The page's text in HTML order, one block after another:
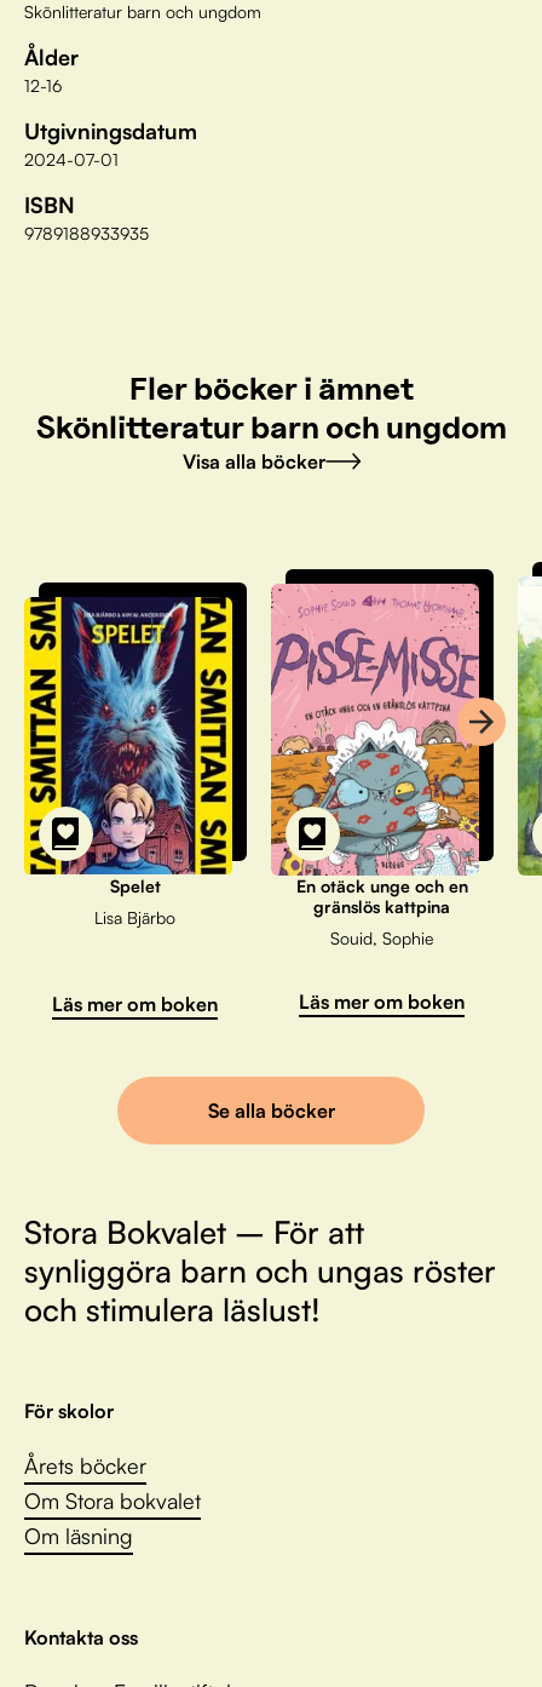
Skönlitteratur barn och ungdom
Ålder
12-16
Utgivningsdatum
2024-07-01
ISBN
9789188933935
Fler böcker i ämnet
Skönlitteratur barn och ungdom
Visa alla böcker
Spelet
Lisa Bjärbo
Läs mer om boken
En otäck unge och en
gränslös kattpina
Souid, Sophie
Läs mer om boken
Se alla böcker
Stora Bokvalet – För att
synliggöra barn och ungas röster
och stimulera läslust!
För skolor
Årets böcker
Om Stora bokvalet
Om läsning
Kontakta oss